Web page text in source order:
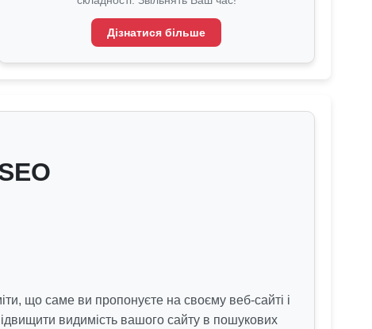
Дізнатися більше
що саме ви пропонуєте на своєму веб-сайті і
видимість вашого сайту в пошукових